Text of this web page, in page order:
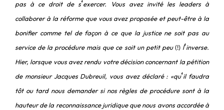
pas à ce droit de s‘exercer. Vous avez invité les leaders à
collaborer à la réforme que vous avez proposée et peut-être à la
bonifier comme tel de façon à ce que la justice ne soit pas au
service de la procédure mais que ce soit un petit peu(!)l‘inverse.
Hier, lorsque vous avez rendu votre décision concernant la pétition
de monsieur Jacques Dubreuil, vous avez déclaré : «qu‘il faudra
tôt ou tard nous demander si nos règles de procédure sont à la
hauteur de la reconnaissance juridique que nous avons accordée à